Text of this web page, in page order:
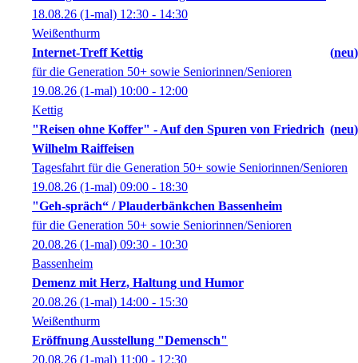
18.08.26 (1-mal) 12:30 - 14:30
Weißenthurm
Internet-Treff Kettig
neu
für die Generation 50+ sowie Seniorinnen/Senioren
19.08.26 (1-mal) 10:00 - 12:00
Kettig
"Reisen ohne Koffer" - Auf den Spuren von Friedrich
Wilhelm Raiffeisen
neu
Tagesfahrt für die Generation 50+ sowie Seniorinnen/Senioren
19.08.26 (1-mal) 09:00 - 18:30
"Geh-spräch“ / Plauderbänkchen Bassenheim
für die Generation 50+ sowie Seniorinnen/Senioren
20.08.26 (1-mal) 09:30 - 10:30
Bassenheim
Demenz mit Herz, Haltung und Humor
20.08.26 (1-mal) 14:00 - 15:30
Weißenthurm
Eröffnung Ausstellung "Demensch"
20.08.26 (1-mal) 11:00 - 12:30